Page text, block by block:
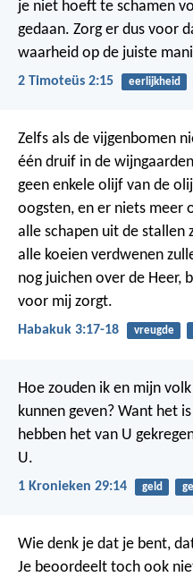
je niet hoeft te schamen
gedaan. Zorg er dus voor
waarheid op de juiste
2 Timoteüs 2:15 eerlijkheid
Zelfs als de vijgenbomen
één druif in de
geen enkele olijf van de
oogsten, en er niets meer
alle schapen uit de stallen
alle koeien verdwenen
nog juichen over de Heer,
voor mij zorgt.
Habakuk 3:17-18 vreugde
Hoe zouden ik en mijn
kunnen geven? Want het
hebben het van U
U.
1 Kronieken 29:14 geld
Wie denk je dat je bent,
Je beoordeelt toch ook